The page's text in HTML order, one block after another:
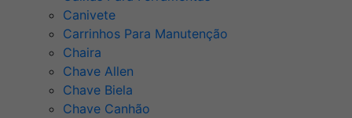
Canivete
Carrinhos Para Manutenção
Chaira
Chave Allen
Chave Biela
Chave Canhão